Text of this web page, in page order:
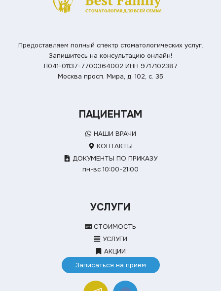
Предоставляем полный спектр стоматологических услуг.
Запишитесь на консультацию онлайн!
Л041-01137-7700364002 ИНН 9717102387
Москва просп. Мира, д. 102, с. 35
ПАЦИЕНТАМ
НАШИ ВРАЧИ
КОНТАКТЫ
ДОКУМЕНТЫ ПО ПРИКАЗУ
пн-вс 10:00-21:00
УСЛУГИ
СТОИМОСТЬ
УСЛУГИ
АКЦИИ
Записаться на прием